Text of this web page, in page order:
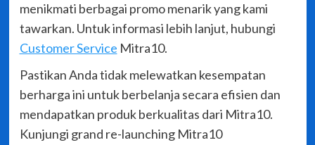
menikmati berbagai promo menarik yang kami
tawarkan. Untuk informasi lebih lanjut, hubungi
Customer Service Mitra10.
Pastikan Anda tidak melewatkan kesempatan
berharga ini untuk berbelanja secara efisien dan
mendapatkan produk berkualitas dari Mitra10.
Kunjungi grand re-launching Mitra10